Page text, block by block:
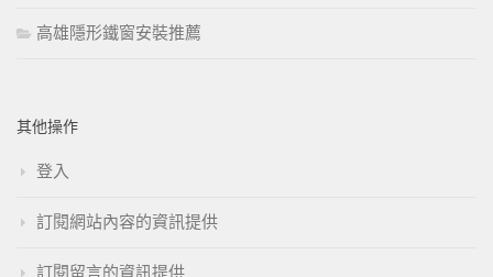
高雄隱形鐵窗安裝推薦
其他操作
登入
訂閱網站內容的資訊提供
訂閱留言的資訊提供